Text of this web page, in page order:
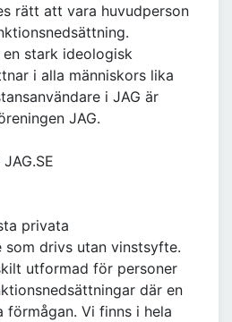
rätt att vara huvudperson
en stark ideologisk
i alla människors lika
i JAG är
JAG.
privata
som drivs utan vinstsyfte.
utformad för personer
där en
förmågan. Vi finns i hela